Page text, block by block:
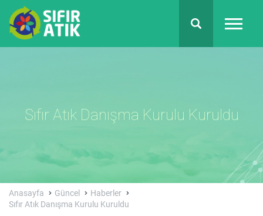
Sıfır Atık Danışma Kurulu Kuruldu
Anasayfa Güncel
Haberler
Sıfır Atık Danışma Kurulu Kuruldu